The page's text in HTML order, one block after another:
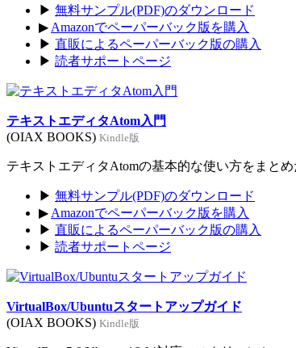
▶ 無料サンプル(PDF)のダウンロード
▶ Amazonでペーパーバック版を購入
▶ 直販によるペーパーバック版の購入
▶ 読者サポートページ
テキストエディタAtom入門
(OIAX BOOKS) Kindle版
テキストエディタAtomの基本的な使い方をまと
▶ 無料サンプル(PDF)のダウンロード
▶ Amazonでペーパーバック版を購入
▶ 直販によるペーパーバック版の購入
▶ 読者サポートページ
VirtualBox/Ubuntuスタートアップガイド
(OIAX BOOKS) Kindle版